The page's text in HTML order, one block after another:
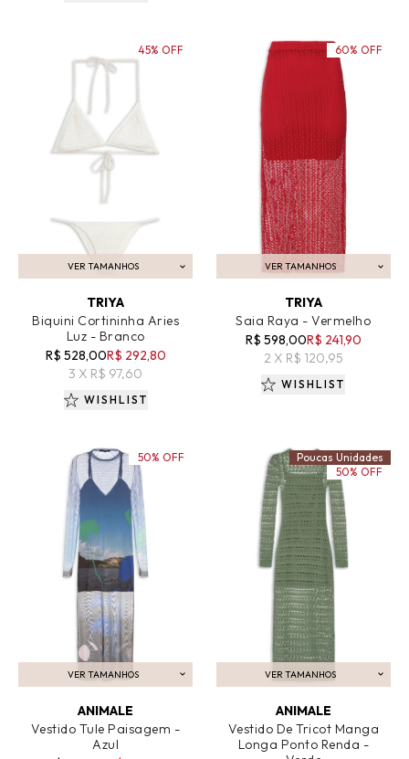
VER TAMANHOS
ADICIONAR AO CARRINHO
TRIYA
Biquini Cortininha Aries
Luz - Branco
R$ 528,00R$ 292,80
3 X R$ 97,60
45% OFF
WISHLIST
VER TAMANHOS
ADICIONAR AO CARRINHO
TRIYA
Saia Raya - Vermelho
R$ 598,00R$ 241,90
2 X R$ 120,95
60% OFF
WISHLIST
VER TAMANHOS
ADICIONAR AO CARRINHO
ANIMALE
Vestido Tule Paisagem -
Azul
50% OFF
VER TAMANHOS
ADICIONAR AO CARRINHO
ANIMALE
Vestido De Tricot Manga
Longa Ponto Renda -
Poucas Unidades
50% OFF